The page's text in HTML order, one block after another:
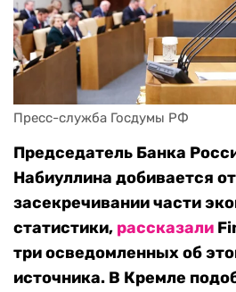
Пресс-служба Госдумы РФ
Председатель Банка
Набиуллина добивается
засекречивании части
статистики, рассказали
три осведомленных об
источника. В Кремле